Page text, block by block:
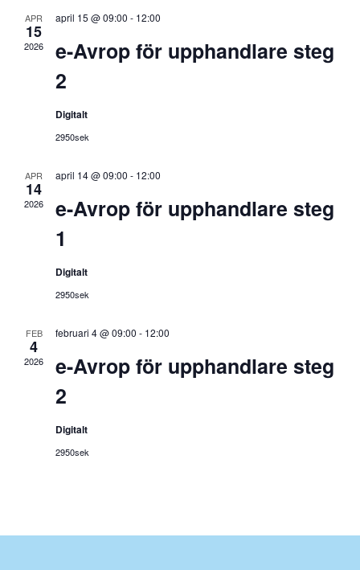
APR
15
2026
april 15 @ 09:00 - 12:00
e-Avrop för upphandlare steg
2
Digitalt
2950sek
APR
14
2026
april 14 @ 09:00 - 12:00
e-Avrop för upphandlare steg
1
Digitalt
2950sek
FEB
4
2026
februari 4 @ 09:00 - 12:00
e-Avrop för upphandlare steg
2
Digitalt
2950sek